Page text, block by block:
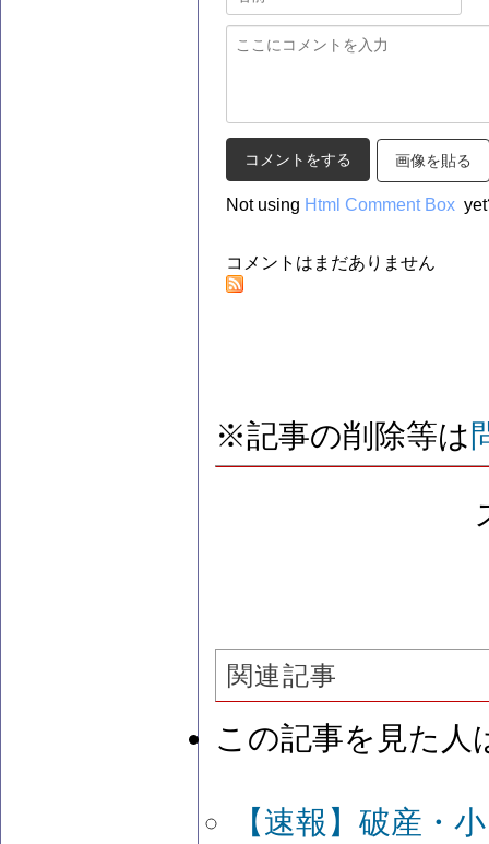
画像を貼る
Not using Html Comment Box
コメントはまだありません
※記事の削除等は
関連記事
この記事を見た人
【速報】破産・